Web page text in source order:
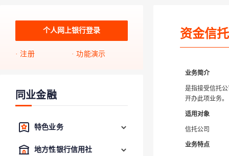
关于平安银行电子版信用卡更名为平安银行数字信用卡的公告
个人网上银行登录
注册 功能演示
同业金融
特色业务
地方性银行信用社
资金信
业务简介
是指接受信托
开办此项业务。
适用对象
信托公司
业务特点